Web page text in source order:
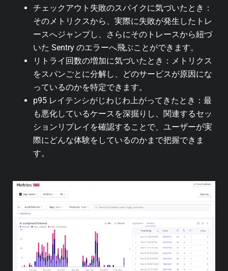
チェックアウト失敗のスパイクに気づいたとき：
そのメトリクスから、実際に失敗が発生したトレ
ースへジャンプし、さらにそのトレースから紐づ
いた Sentry のエラーへ飛ぶことができます。
リトライ回数の増加に気づいたとき：メトリクス
をスパンごとに分解し、どのサービスが原因にな
っているのかを特定できます。
p95 レイテンシがじわじわ上がってきたとき：最
も悪化しているケースを深掘りし、関連するセッ
ションリプレイを確認することで、ユーザーが実
際にどんな体験をしているのかまで把握できま
す。